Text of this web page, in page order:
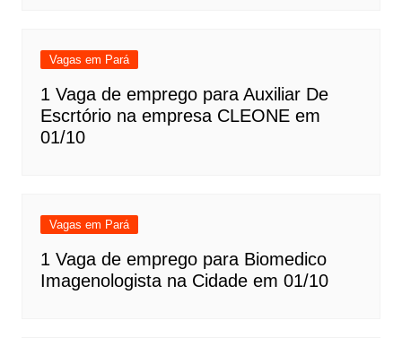
Vagas em Pará
1 Vaga de emprego para Auxiliar De
Escrtório na empresa CLEONE em
01/10
Vagas em Pará
1 Vaga de emprego para Biomedico
Imagenologista na Cidade em 01/10